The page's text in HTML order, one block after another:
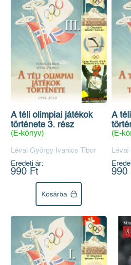
A téli olimpiai játékok
története 3. rész
(E-könyv)
Lévai György Ivanics Tibor
Eredeti ár:
990 Ft
Kosárba
A
(E-
990